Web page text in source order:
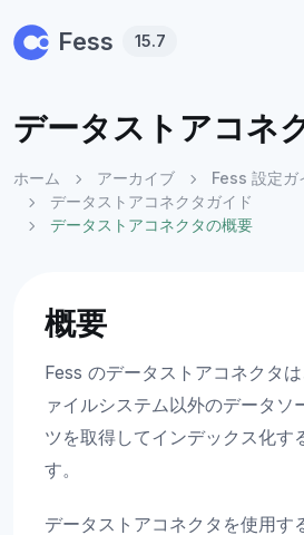
Fess 15.7
データストアコネ
ホーム アーカイブ
Fess 設定ガ
データストアコネクタガイド
データストアコネクタの概要
概要
Fess のデータストアコネクタ
ァイルシステム以外のデータソ
ツを取得してインデックス化す
す。
データストアコネクタを使用す